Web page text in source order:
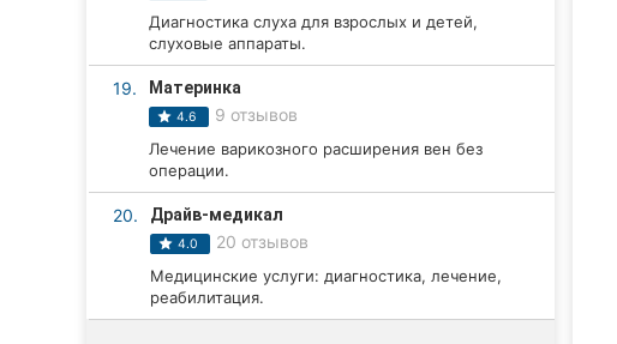
Диагностика слуха для взрослых и детей,
слуховые аппараты.
19. Материнка
4.6 9 отзывов
Лечение варикозного расширения вен без
операции.
20. Драйв-медикал
4.0 20 отзывов
Медицинские услуги: диагностика, лечение,
реабилитация.